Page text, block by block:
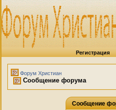
Регистрация
Форум Христиан
Сообщение форума
Сообщение